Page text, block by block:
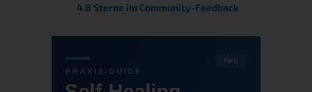
4.8 Sterne im Community-Feedback